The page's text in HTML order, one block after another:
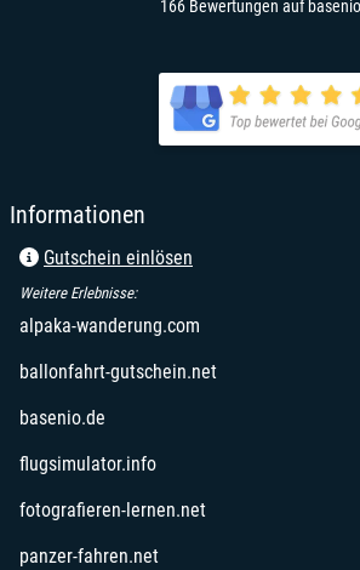
166 Bewertungen auf
Informationen
Gutschein einlösen
Weitere Erlebnisse:
alpaka-wanderung.com
ballonfahrt-gutschein.net
basenio.de
flugsimulator.info
fotografieren-lernen.net
panzer-fahren.net